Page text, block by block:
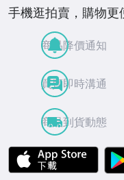
手機逛拍賣，購物更
商品降價通知
買賣即時溝通
商品到貨動態